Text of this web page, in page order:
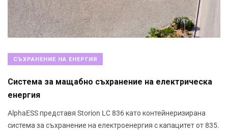
СЪХРАНЕНИЕ НА ЕНЕРГИЯ
Система за мащабно съхранение на електрическа
енергия
AlphaESS представя Storion LC 836 като контейнеризирана
система за съхранение на електроенергия с капацитет от 835.